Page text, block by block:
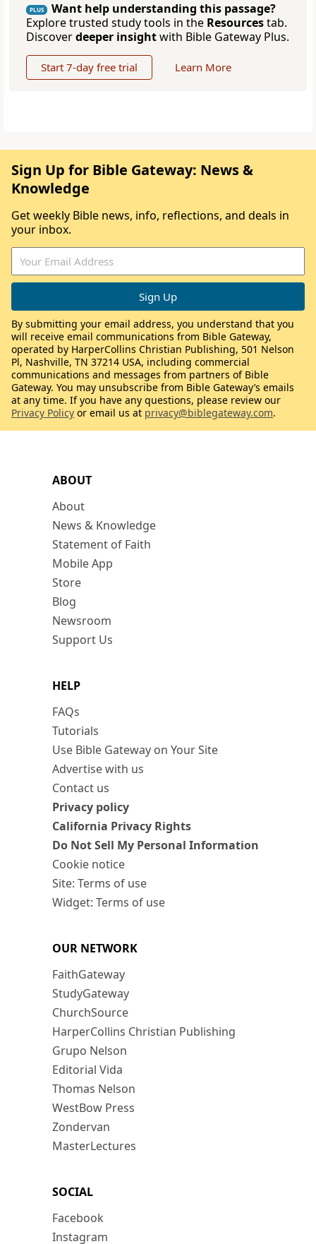
PLUS
Want help understanding this passage?
Explore trusted study tools in the Resourcestab.
Discoverdeeper insightwith Bible Gateway Plus.
Start 7-day free trial Learn More
ABOUT
About
News & Knowledge
Statement of Faith
Mobile App
Store
Blog
Newsroom
Support Us
HELP
FAQs
Tutorials
Use Bible Gateway on Your Site
Advertise with us
Contact us
Privacy policy
California Privacy Rights
Do Not Sell My Personal Information
Cookie notice
Site: Terms of use
Widget: Terms of use
OUR NETWORK
FaithGateway
StudyGateway
ChurchSource
HarperCollins Christian Publishing
Grupo Nelson
Editorial Vida
Thomas Nelson
WestBow Press
Zondervan
MasterLectures
SOCIAL
Facebook
Instagram
Sign Up for Bible Gateway: News &
Knowledge
Get weekly Bible news, info, reflections, and deals in
your inbox.
By submitting your email address, you understand that you
will receive email communications from Bible Gateway,
operated by HarperCollins Christian Publishing, 501 Nelson
Pl, Nashville, TN 37214 USA, including commercial
communications and messages from partners of Bible
Gateway. You may unsubscribe from Bible Gateway’s emails
at any time. If you have any questions, please review our
Privacy Policy or email us at privacy@biblegateway.com.